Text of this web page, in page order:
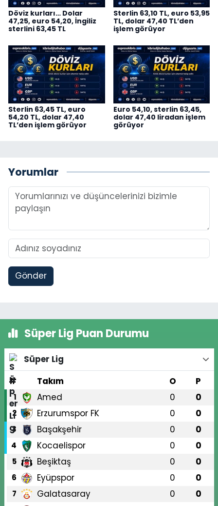
Döviz kurları… Dolar
47,25, euro 54,20, İngiliz
sterlini 63,45 TL
Sterlin 63,10 TL, euro 53,95
TL, dolar 47,40 TL’den
işlem görüyor
Sterlin 63,45 TL, euro
54,20 TL, dolar 47,40
TL’den işlem görüyor
Euro 54,10, sterlin 63,45,
dolar 47,40 liradan işlem
görüyor
Yorumlar
Gönder
Süper Lig Puan Durumu
Süper Lig
#
Takım O P
1 Amed 0 0
2 Erzurumspor FK 0 0
3 Başakşehir 0 0
4 Kocaelispor 0 0
5 Beşiktaş 0 0
6 Eyüpspor 0 0
7 Galatasaray 0 0